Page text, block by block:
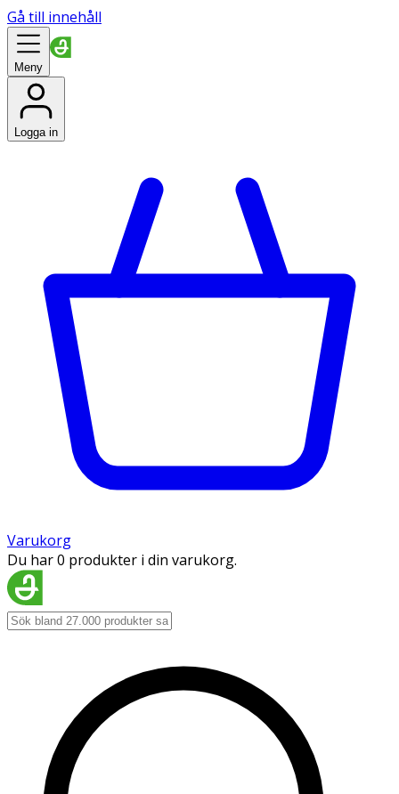
Gå till innehåll
Meny
Logga in
Varukorg
Du har 0 produkter i din varukorg.